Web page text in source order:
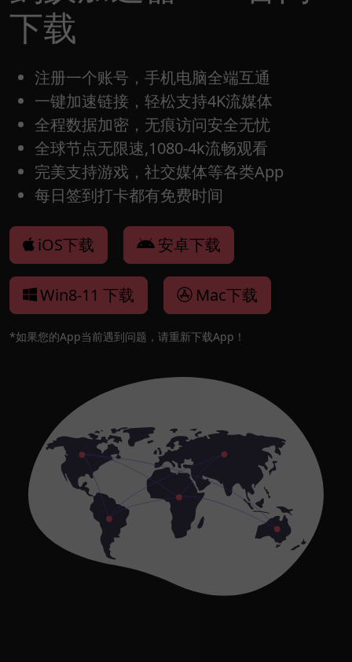
下载
注册一个账号，手机电脑全端互通
一键加速链接，轻松支持4K流媒体
全程数据加密，无痕访问安全无忧
全球节点无限速,1080-4k流畅观看
完美支持游戏，社交媒体等各类App
每日签到打卡都有免费时间
iOS下载 安卓下载
Win8-11 下载 Mac下载
*如果您的App当前遇到问题，请重新下载App！